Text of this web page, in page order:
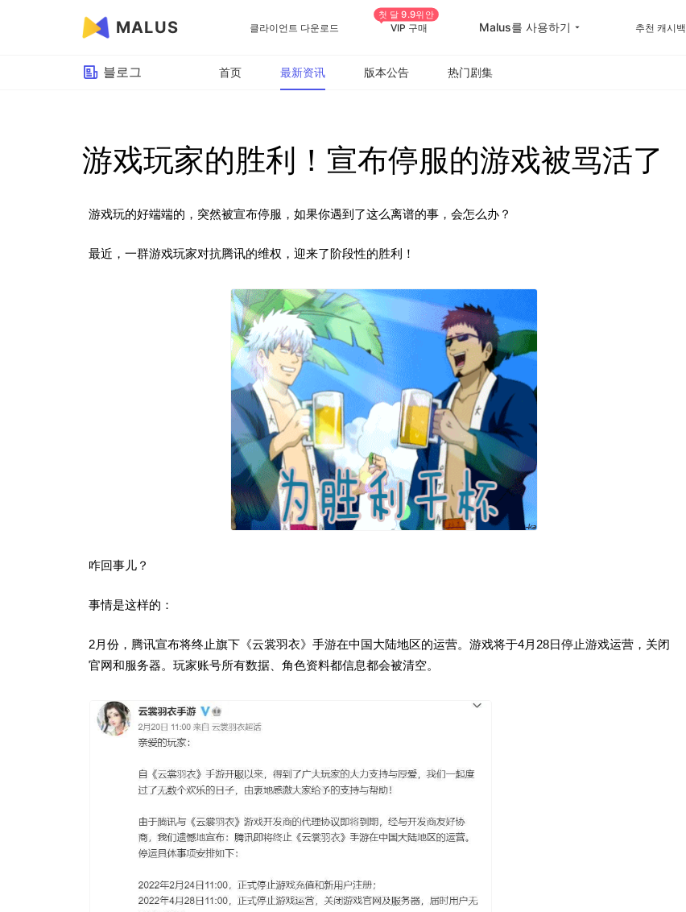
MALUS 클라이언트 다운로드 VIP 구매
첫 달 9.9위안
Malus를 사용하기 추천 캐시백
블로그 首页 最新资讯 版本公告 热门剧集
游戏玩家的胜利！宣布停服的游戏被骂活了
游戏玩的好端端的，突然被宣布停服，如果你遇到了这么离谱的事，会怎么办？
最近，一群游戏玩家对抗腾讯的维权，迎来了阶段性的胜利！
咋回事儿？
事情是这样的：
2月份，腾讯宣布将终止旗下《云裳羽衣》手游在中国大陆地区的运营。游戏将于4月28日停止游戏运营，关闭
官网和服务器。玩家账号所有数据、角色资料都信息都会被清空。